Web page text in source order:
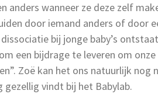
anders wanneer ze deze zelf
door iemand anders of door
bij jonge baby’s
een bijdrage te leveren om
Zoë kan het ons natuurlijk nog
vindt bij het Babylab.